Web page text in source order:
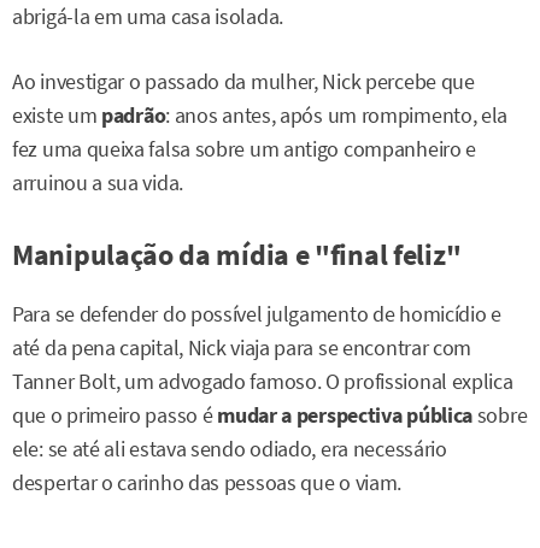
abrigá-la em uma casa isolada.
Ao investigar o passado da mulher, Nick percebe que
existe um padrão: anos antes, após um rompimento, ela
fez uma queixa falsa sobre um antigo companheiro e
arruinou a sua vida.
Manipulação da mídia e "final feliz"
Para se defender do possível julgamento de homicídio e
até da pena capital, Nick viaja para se encontrar com
Tanner Bolt, um advogado famoso. O profissional explica
que o primeiro passo émudar a perspectiva públicasobre
ele: se até ali estava sendo odiado, era necessário
despertar o carinho das pessoas que o viam.